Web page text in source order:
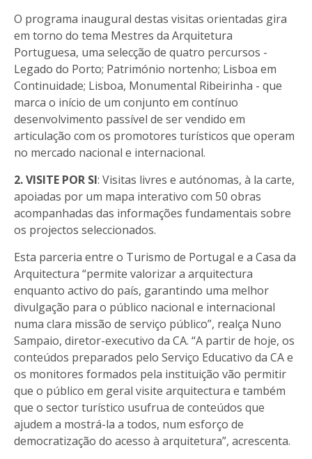
O programa inaugural destas visitas orientadas gira
em torno do tema Mestres da Arquitetura
Portuguesa, uma selecção de quatro percursos -
Legado do Porto; Património nortenho; Lisboa em
Continuidade; Lisboa, Monumental Ribeirinha - que
marca o início de um conjunto em contínuo
desenvolvimento passível de ser vendido em
articulação com os promotores turísticos que operam
no mercado nacional e internacional.
2. VISITE POR SI: Visitas livres e autónomas, à la carte,
apoiadas por um mapa interativo com 50 obras
acompanhadas das informações fundamentais sobre
os projectos seleccionados.
Esta parceria entre o Turismo de Portugal e a Casa da
Arquitectura “permite valorizar a arquitectura
enquanto activo do país, garantindo uma melhor
divulgação para o público nacional e internacional
numa clara missão de serviço público”, realça Nuno
Sampaio, diretor-executivo da CA. “A partir de hoje, os
conteúdos preparados pelo Serviço Educativo da CA e
os monitores formados pela instituição vão permitir
que o público em geral visite arquitectura e também
que o sector turístico usufrua de conteúdos que
ajudem a mostrá-la a todos, num esforço de
democratização do acesso à arquitetura”, acrescenta.